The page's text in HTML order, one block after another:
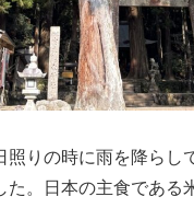
照りの時に雨を降らし
た。日本の主食である